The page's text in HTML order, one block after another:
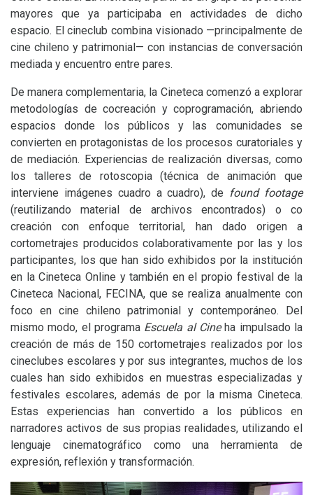
mayores que ya participaba en actividades de dicho
espacio. El cineclub combina visionado —principalmente de
cine chileno y patrimonial— con instancias de conversación
mediada y encuentro entre pares.
De manera complementaria, la Cineteca comenzó a explorar
metodologías de cocreación y coprogramación, abriendo
espacios donde los públicos y las comunidades se
convierten en protagonistas de los procesos curatoriales y
de mediación. Experiencias de realización diversas, como
los talleres de rotoscopia (técnica de animación que
interviene imágenes cuadro a cuadro), de found footage
(reutilizando material de archivos encontrados) o co
creación con enfoque territorial, han dado origen a
cortometrajes producidos colaborativamente por las y los
participantes, los que han sido exhibidos por la institución
en la Cineteca Online y también en el propio festival de la
Cineteca Nacional, FECINA, que se realiza anualmente con
foco en cine chileno patrimonial y contemporáneo. Del
mismo modo, el programa Escuela al Cineha impulsado la
creación de más de 150 cortometrajes realizados por los
cineclubes escolares y por sus integrantes, muchos de los
cuales han sido exhibidos en muestras especializadas y
festivales escolares, además de por la misma Cineteca.
Estas experiencias han convertido a los públicos en
narradores activos de sus propias realidades, utilizando el
lenguaje cinematográfico como una herramienta de
expresión, reflexión y transformación.